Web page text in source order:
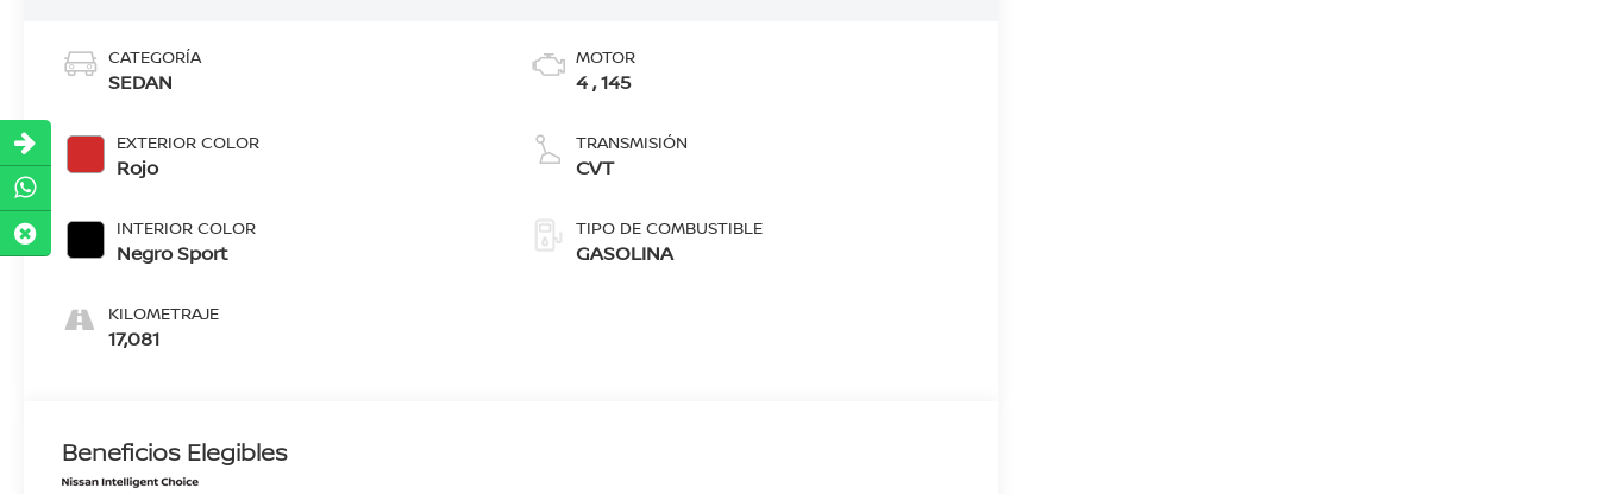
CATEGORÍA
SEDAN
EXTERIOR COLOR
Rojo
INTERIOR COLOR
Negro Sport
KILOMETRAJE
17,081
MOTOR
4 , 145
TRANSMISIÓN
CVT
TIPO DE COMBUSTIBLE
GASOLINA
Beneficios Elegibles